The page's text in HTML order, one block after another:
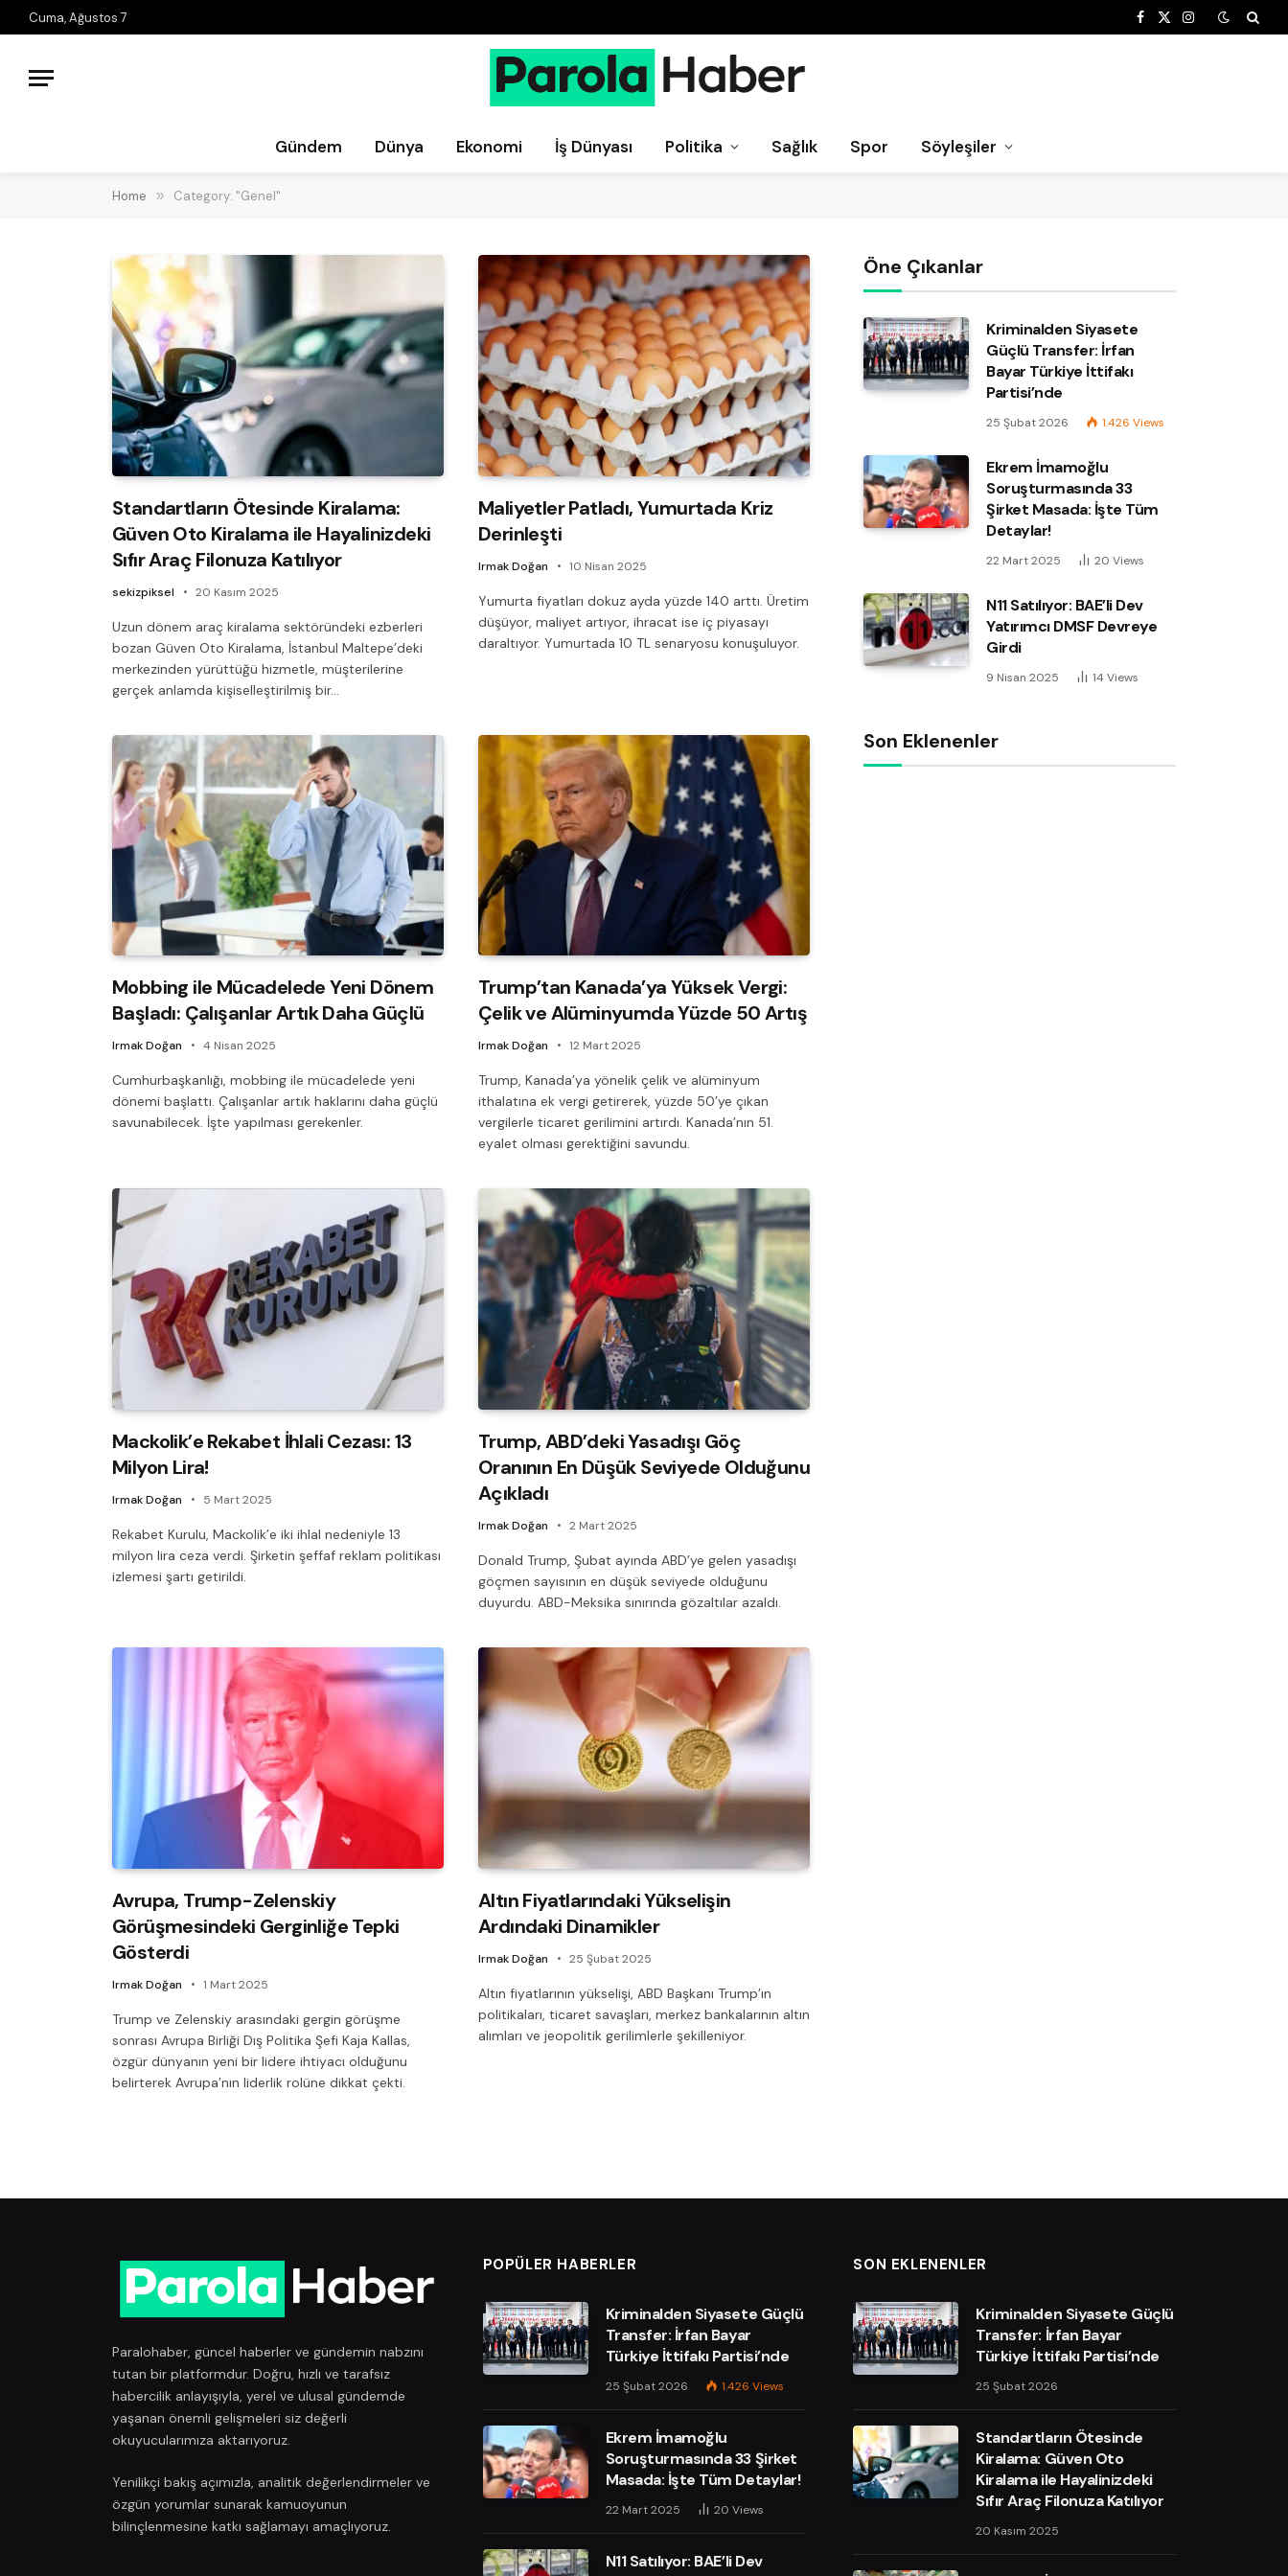
Cuma, Ağustos 7 Facebook
X
Instagram
Gündem Dünya Ekonomi İş Dünyası Politika Sağlık Spor Söyleşiler
Home » Category: "Genel"
Standartların Ötesinde Kiralama:
Güven Oto Kiralama ile Hayalinizdeki
Sıfır Araç Filonuza Katılıyor
sekizpiksel 20 Kasım 2025
Uzun dönem araç kiralama sektöründeki ezberleri
bozan Güven Oto Kiralama, İstanbul Maltepe’deki
merkezinden yürüttüğü hizmetle, müşterilerine
gerçek anlamda kişiselleştirilmiş bir…
Maliyetler Patladı, Yumurtada Kriz
Derinleşti
Irmak Doğan 10 Nisan 2025
Yumurta fiyatları dokuz ayda yüzde 140 arttı. Üretim
düşüyor, maliyet artıyor, ihracat ise iç piyasayı
daraltıyor. Yumurtada 10 TL senaryosu konuşuluyor.
Mobbing ile Mücadelede Yeni Dönem
Başladı: Çalışanlar Artık Daha Güçlü
Irmak Doğan 4 Nisan 2025
Cumhurbaşkanlığı, mobbing ile mücadelede yeni
dönemi başlattı. Çalışanlar artık haklarını daha güçlü
savunabilecek. İşte yapılması gerekenler.
Trump’tan Kanada’ya Yüksek Vergi:
Çelik ve Alüminyumda Yüzde 50 Artış
Irmak Doğan 12 Mart 2025
Trump, Kanada’ya yönelik çelik ve alüminyum
ithalatına ek vergi getirerek, yüzde 50’ye çıkan
vergilerle ticaret gerilimini artırdı. Kanada’nın 51.
eyalet olması gerektiğini savundu.
Mackolik’e Rekabet İhlali Cezası: 13
Milyon Lira!
Irmak Doğan 5 Mart 2025
Rekabet Kurulu, Mackolik’e iki ihlal nedeniyle 13
milyon lira ceza verdi. Şirketin şeffaf reklam politikası
izlemesi şartı getirildi.
Trump, ABD’deki Yasadışı Göç
Oranının En Düşük Seviyede Olduğunu
Açıkladı
Irmak Doğan 2 Mart 2025
Donald Trump, Şubat ayında ABD’ye gelen yasadışı
göçmen sayısının en düşük seviyede olduğunu
duyurdu. ABD-Meksika sınırında gözaltılar azaldı.
Avrupa, Trump-Zelenskiy
Görüşmesindeki Gerginliğe Tepki
Gösterdi
Irmak Doğan 1 Mart 2025
Trump ve Zelenskiy arasındaki gergin görüşme
sonrası Avrupa Birliği Dış Politika Şefi Kaja Kallas,
özgür dünyanın yeni bir lidere ihtiyacı olduğunu
belirterek Avrupa’nın liderlik rolüne dikkat çekti.
Altın Fiyatlarındaki Yükselişin
Ardındaki Dinamikler
Irmak Doğan 25 Şubat 2025
Altın fiyatlarının yükselişi, ABD Başkanı Trump’ın
politikaları, ticaret savaşları, merkez bankalarının altın
alımları ve jeopolitik gerilimlerle şekilleniyor.
Öne Çıkanlar
Kriminalden Siyasete
Güçlü Transfer: İrfan
Bayar Türkiye İttifakı
Partisi’nde
25 Şubat 2026 1.426 Views
Ekrem İmamoğlu
Soruşturmasında 33
Şirket Masada: İşte Tüm
Detaylar!
22 Mart 2025 20 Views
N11 Satılıyor: BAE’li Dev
Yatırımcı DMSF Devreye
Girdi
9 Nisan 2025 14 Views
Son Eklenenler
Paralohaber, güncel haberler ve gündemin nabzını
tutan bir platformdur. Doğru, hızlı ve tarafsız
habercilik anlayışıyla, yerel ve ulusal gündemde
yaşanan önemli gelişmeleri siz değerli
okuyucularımıza aktarıyoruz.
Yenilikçi bakış açımızla, analitik değerlendirmeler ve
özgün yorumlar sunarak kamuoyunun
bilinçlenmesine katkı sağlamayı amaçlıyoruz.
POPÜLER HABERLER
Kriminalden Siyasete Güçlü
Transfer: İrfan Bayar
Türkiye İttifakı Partisi’nde
25 Şubat 2026 1.426 Views
Ekrem İmamoğlu
Soruşturmasında 33 Şirket
Masada: İşte Tüm Detaylar!
22 Mart 2025 20 Views
N11 Satılıyor: BAE’li Dev
SON EKLENENLER
Kriminalden Siyasete Güçlü
Transfer: İrfan Bayar
Türkiye İttifakı Partisi’nde
25 Şubat 2026
Standartların Ötesinde
Kiralama: Güven Oto
Kiralama ile Hayalinizdeki
Sıfır Araç Filonuza Katılıyor
20 Kasım 2025